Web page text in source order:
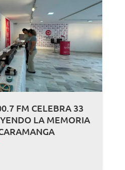
FM CELEBRA 33
LA MEMORIA